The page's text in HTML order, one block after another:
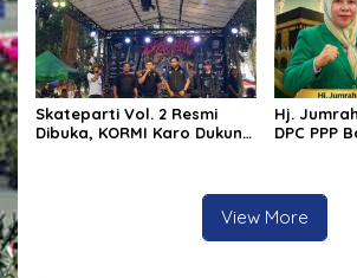
Skateparti Vol. 2 Resmi
Dibuka, KORMI Karo Dukung
Hj.
DPC PPP
View More